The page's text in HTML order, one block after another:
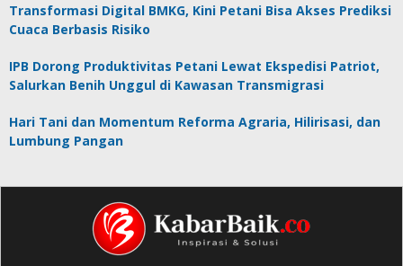
Transformasi Digital BMKG, Kini Petani Bisa Akses Prediksi
Cuaca Berbasis Risiko
IPB Dorong Produktivitas Petani Lewat Ekspedisi Patriot,
Salurkan Benih Unggul di Kawasan Transmigrasi
Hari Tani dan Momentum Reforma Agraria, Hilirisasi, dan
Lumbung Pangan